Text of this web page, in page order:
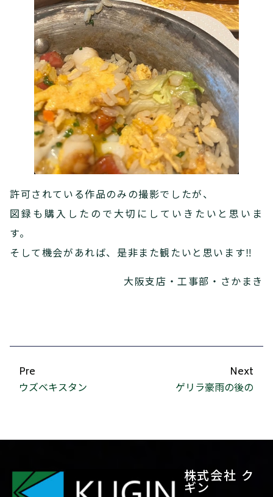
許可されている作品のみの撮影でしたが、
図録も購入したので大切にしていきたいと思いま
す。
そして機会があれば、是非また観たいと思います‼️
大阪支店・工事部・さかまき
Pre
ウズベキスタン
Next
ゲリラ豪雨の後の
株式会社 ク
ギン